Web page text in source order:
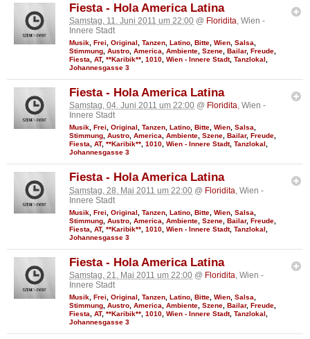
Fiesta - Hola America Latina
Samstag, 11. Juni 2011 um 22:00 @ Floridita, Wien -
Innere Stadt
Musik Frei Original Tanzen Latino Bitte Wien Salsa
Stimmung Austro America Ambiente Szene Bailar, Freude
Fiesta
AT, **Karibik** 1010 Wien - Innere Stadt, Tanzlokal
Johannesgasse 3
Fiesta - Hola America Latina
Samstag, 04. Juni 2011 um 22:00 @ Floridita, Wien -
Innere Stadt
Musik, Frei, Original, Tanzen, Latino, Bitte, Wien, Salsa,
Stimmung, Austro, America, Ambiente, Szene, Bailar, Freude,
Fiesta, AT, **Karibik**, 1010, Wien - Innere Stadt, Tanzlokal,
Johannesgasse 3
Fiesta - Hola America Latina
Samstag, 28. Mai 2011 um 22:00 @ Floridita , Wien -
Innere Stadt
Musik Frei Original Tanzen Latino Bitte Wien Salsa
Stimmung Austro America Ambiente Szene Bailar, Freude
Fiesta
AT, **Karibik** 1010 Wien - Innere Stadt, Tanzlokal
Johannesgasse 3
Fiesta - Hola America Latina
Samstag, 21. Mai 2011 um 22:00 @ Floridita, Wien -
Innere Stadt
Musik Frei Original Tanzen Latino Bitte Wien Salsa
Stimmung Austro America Ambiente Szene Bailar, Freude
Fiesta
AT, **Karibik** 1010 Wien - Innere Stadt, Tanzlokal
Johannesgasse 3